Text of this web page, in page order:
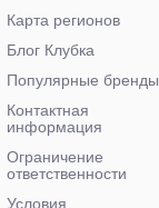
Карта регионов
Блог Клубка
Популярные бренды
Контактная
информация
Ограничение
ответственности
Условия